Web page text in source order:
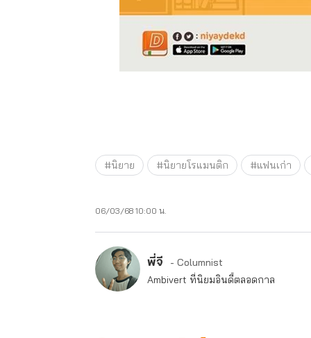
#นิยาย #นิยายโรแมนติก #แฟนเก่า
06/03/68 10:00 น.
พี่จี
- Columnist
Ambivert ที่นิยมอินดี้ตลอดกาล